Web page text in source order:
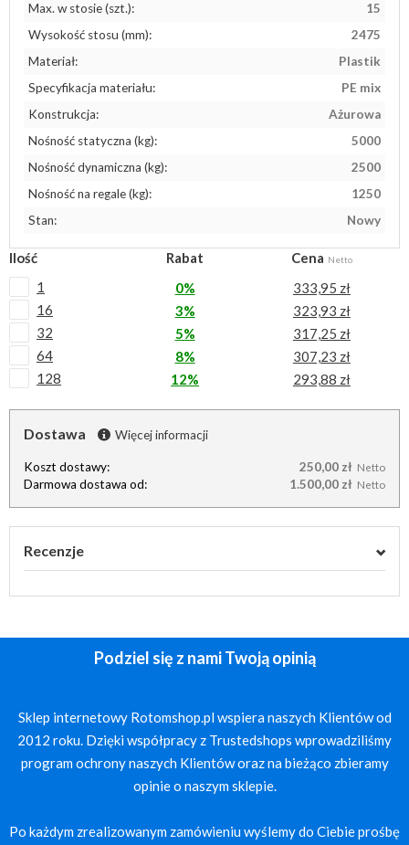
Max. w stosie (szt.):
15
Wysokość stosu (mm):
2475
Materiał:
Plastik
Specyfikacja materiału:
PE mix
Konstrukcja:
Ażurowa
Nośność statyczna (kg):
5000
Nośność dynamiczna (kg):
2500
Nośność na regale (kg):
1250
Stan:
Nowy
Ilość Rabat Cena Netto
1 0%
333,95 zł
16
3%
323,93 zł
32
5%
317,25 zł
64
8%
307,23 zł
128
12% 293,88 zł
Dostawa Więcej informacji
Koszt dostawy: 250,00 zł Netto
Darmowa dostawa od: 1.500,00 zł Netto
Recenzje
Podziel się z nami Twoją opinią
Sklep internetowy Rotomshop.pl wspiera naszych Klientów od
2012 roku. Dzięki współpracy z Trustedshops wprowadziliśmy
program ochrony naszych Klientów oraz na bieżąco zbieramy
opinie o naszym sklepie.
Po każdym zrealizowanym zamówieniu wyślemy do Ciebie prośbę